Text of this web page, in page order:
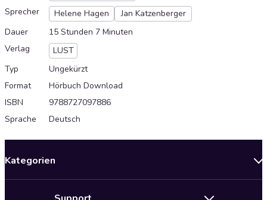
Sprecher
Helene Hagen
Jan Katzenberger
Dauer
15 Stunden 7 Minuten
Verlag
LUST
Typ
Ungekürzt
Format
Hörbuch Download
ISBN
9788727097886
Sprache
Deutsch
Kategorien